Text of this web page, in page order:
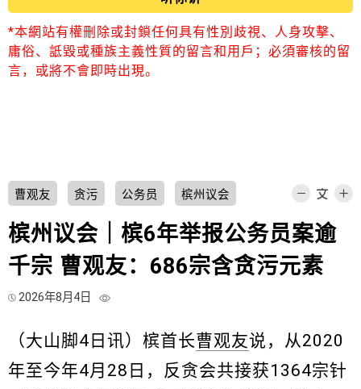
*本網站有權刪除或封鎖任何具有性別歧視、人身攻擊、
庸俗、詆毀或種族主義性質的留言和用戶；必須審核的留
言，或將不會即時出現。
曹观友 贪污 公务员 槟州议会
槟州议会｜槟6年举报公务员案逾
千宗 曹观友：686宗含贪污元素
2026年8月4日
（大山脚4日讯）槟首长曹观友说，从2020
年至今年4月28日，反贪会共接获1364宗针